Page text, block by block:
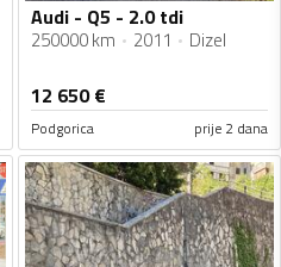
Audi - Q5 - 2.0 tdi
250000 km 2011 Dizel
12 650€
Podgorica prije 2 dana